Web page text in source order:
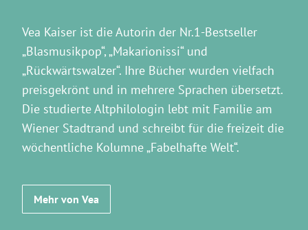
Vea Kaiser ist die Autorin der Nr.1-Bestseller
„Blasmusikpop“, „Makarionissi“ und
„Rückwärtswalzer“. Ihre Bücher wurden vielfach
preisgekrönt und in mehrere Sprachen übersetzt.
Die studierte Altphilologin lebt mit Familie am
Wiener Stadtrand und schreibt für die freizeit die
wöchentliche Kolumne „Fabelhafte Welt“.
Mehr von Vea